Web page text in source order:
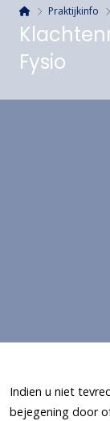
Praktijkinfo
Fysio
Indien u niet
bejegening door